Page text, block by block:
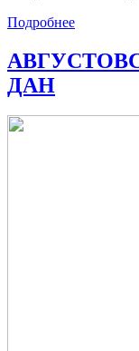
Подробнее
ДАН